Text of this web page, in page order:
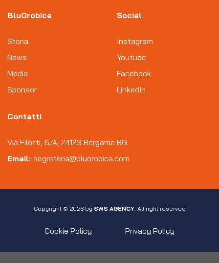
BluOrobica
Storia
News
Media
Sponsor
Social
Instagram
Youtube
Facebook
LinkedIn
Contatti
Via Filotti, 6/A, 24123 Bergamo BG
Email: segreteria@bluorobica.com
Copyright © 2026 by SWS AGENCY. All right reserved
Cookie Policy Privacy Policy